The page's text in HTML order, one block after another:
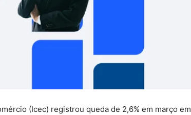
(Icec) registrou queda de 2,6% em março em